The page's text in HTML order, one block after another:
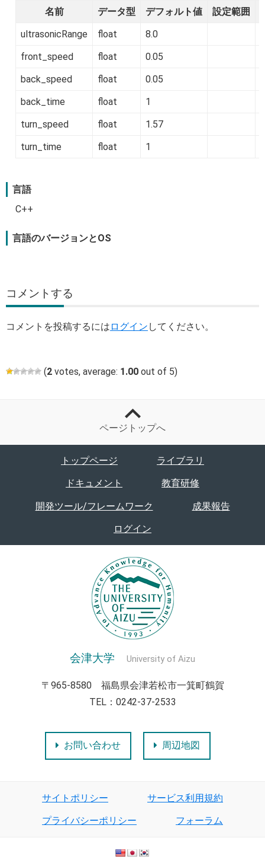
名前 データ型 デフォルト値 設定範囲
ultrasonicRange
float
8.0
front_speed
float
0.05
back_speed
float
0.05
back_time
float
1
turn_speed
float
1.57
turn_time
float 1
言語
C++
言語のバージョンとOS
コメントする
コメントを投稿するには ログイン してください。
(2 votes, average: 1.00 out of 5)
ページトップへ
トップページ ライブラリ
ドキュメント 教育研修
開発ツール/フレームワーク 成果報告
ログイン
会津大学 University of Aizu
〒965-8580 福島県会津若松市一箕町鶴賀
TEL：0242-37-2533
お問い合わせ 周辺地図
サイトポリシー サービス利用規約
プライバシーポリシー フォーラム